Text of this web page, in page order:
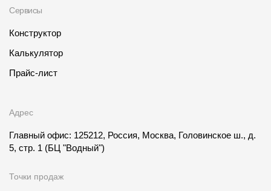
Сервисы
Конструктор
Калькулятор
Прайс-лист
Адрес
Главный офис: 125212, Россия, Москва, Головинское ш., д.
5, стр. 1 (БЦ "Водный")
Точки продаж